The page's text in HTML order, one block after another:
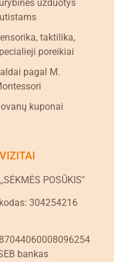
užduotys
taktilika,
poreikiai
pagal M.
kuponai
POSŪKIS"
304254216
bankas